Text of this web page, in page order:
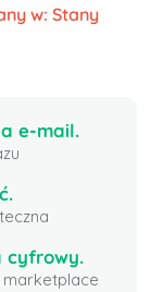
w: Stany
e-mail.
cyfrowy.